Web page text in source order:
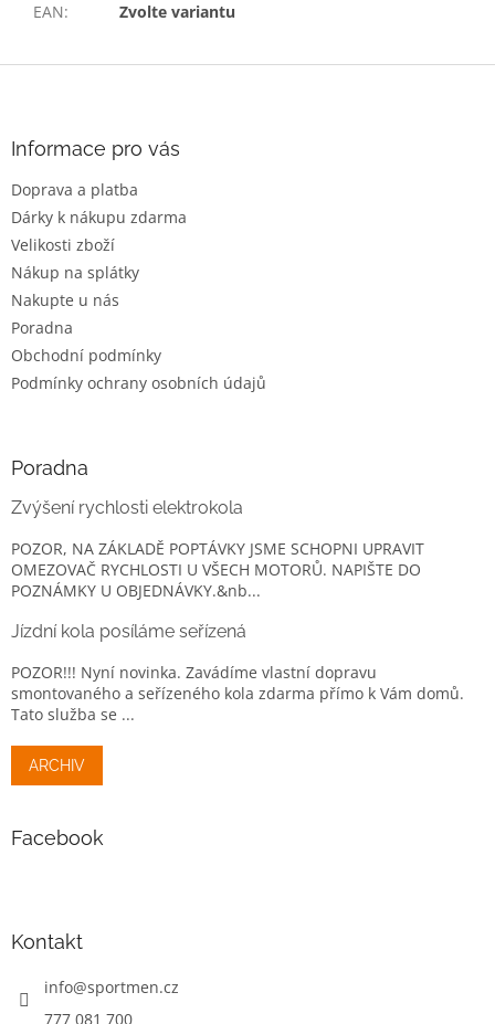
EAN: Zvolte variantu
Informace pro vás
Doprava a platba
Dárky k nákupu zdarma
Velikosti zboží
Nákup na splátky
Nakupte u nás
Poradna
Obchodní podmínky
Podmínky ochrany osobních údajů
Poradna
Zvýšení rychlosti elektrokola
POZOR, NA ZÁKLADĚ POPTÁVKY JSME SCHOPNI UPRAVIT
OMEZOVAČ RYCHLOSTI U VŠECH MOTORŮ. NAPIŠTE DO
POZNÁMKY U OBJEDNÁVKY.&nb...
Jízdní kola posíláme seřízená
POZOR!!! Nyní novinka. Zavádíme vlastní dopravu
smontovaného a seřízeného kola zdarma přímo k Vám domů.
Tato služba se ...
ARCHIV
Facebook
Kontakt
info@sportmen.cz
777 081 700